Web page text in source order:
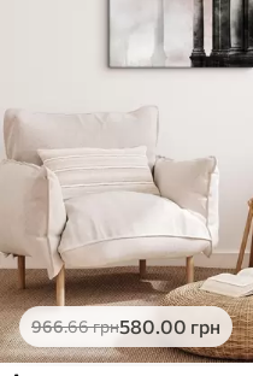
966.66грн580.00 грн